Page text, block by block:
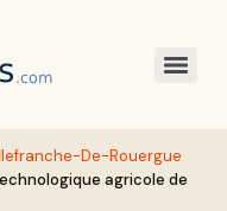
De-Rouergue
agricole de